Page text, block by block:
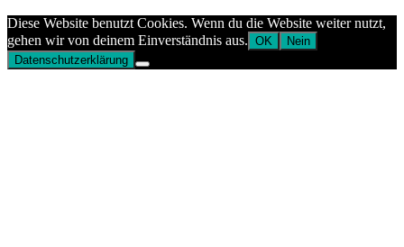
Diese Website benutzt Cookies. Wenn du die Website weiter nutzt,
gehen wir von deinem Einverständnis aus. OK
Nein
Datenschutzerklärung